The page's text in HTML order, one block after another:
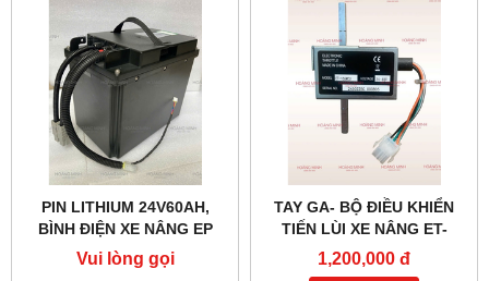
PIN LITHIUM 24V60AH,
BÌNH ĐIỆN XE NÂNG EP
Vui lòng gọi
TAY GA- BỘ ĐIỀU KHIỂN
TIẾN LÙI XE NÂNG ET-
166MCU 24V-48V
1,200,000 đ